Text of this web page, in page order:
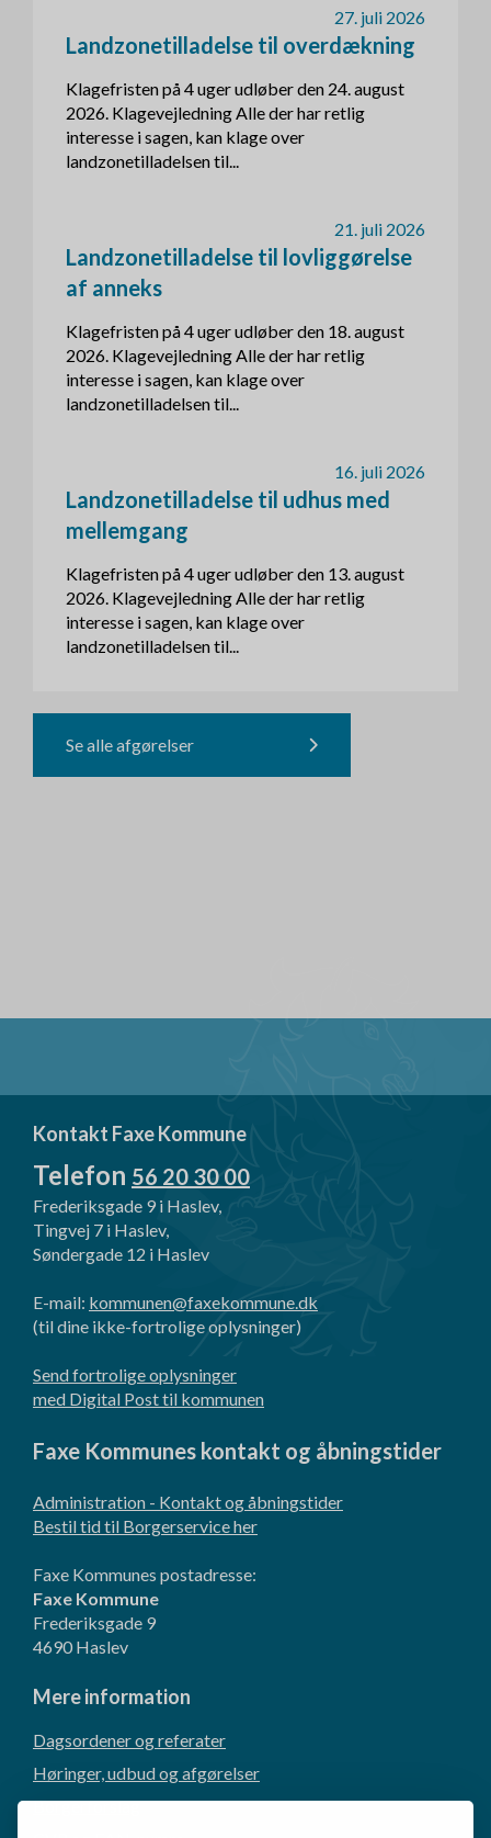
27. juli 2026
Landzonetilladelse til overdækning
Klagefristen på 4 uger udløber den 24. august
2026. Klagevejledning Alle der har retlig
interesse i sagen, kan klage over
landzonetilladelsen til...
21. juli 2026
Landzonetilladelse til lovliggørelse
af anneks
Klagefristen på 4 uger udløber den 18. august
2026. Klagevejledning Alle der har retlig
interesse i sagen, kan klage over
landzonetilladelsen til...
16. juli 2026
Landzonetilladelse til udhus med
mellemgang
Klagefristen på 4 uger udløber den 13. august
2026. Klagevejledning Alle der har retlig
interesse i sagen, kan klage over
landzonetilladelsen til...
Se alle afgørelser
Kontakt Faxe Kommune
Telefon 56 20 30 00
Frederiksgade 9 i Haslev,
Tingvej 7 i Haslev,
Søndergade 12 i Haslev
E-mail: kommunen@faxekommune.dk
(til dine ikke-fortrolige oplysninger)
Send fortrolige oplysninger
med Digital Post til kommunen
Faxe Kommunes kontakt og åbningstider
Administration - Kontakt og åbningstider
Bestil tid til Borgerservice her
Faxe Kommunes postadresse:
Faxe Kommune
Frederiksgade 9
4690 Haslev
Mere information
Dagsordener og referater
Høringer, udbud og afgørelser
Borgerforslag